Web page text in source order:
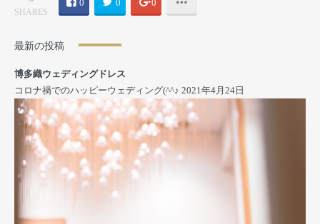
SHARES
0 0 0
最新の投稿
博多織ウェディングドレス
コロナ禍でのハッピーウェディング(^^♪ 2021年4月24日